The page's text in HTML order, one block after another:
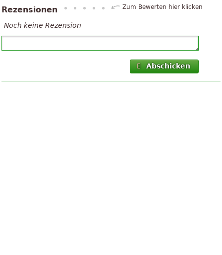
Rezensionen Zum Bewerten hier klicken
Noch keine Rezension
Abschicken